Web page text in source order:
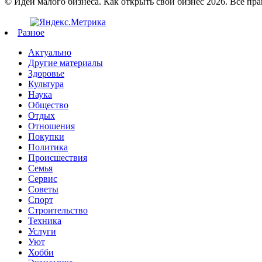
Разное
Актуально
Другие материалы
Здоровье
Культура
Наука
Общество
Отдых
Отношения
Покупки
Политика
Происшествия
Семья
Сервис
Советы
Спорт
Строительство
Техника
Услуги
Уют
Хобби